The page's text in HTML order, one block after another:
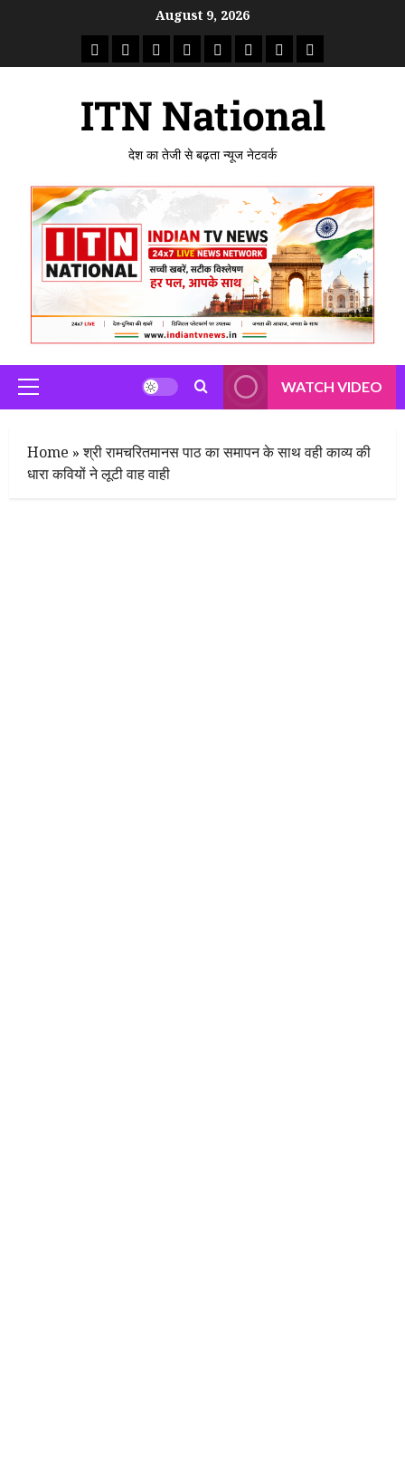
August 9, 2026
ITN National
देश का तेजी से बढ़ता न्यूज नेटवर्क
WATCH VIDEO
Home »श्री रामचरितमानस पाठ का समापन के साथ वही काव्य की
धारा कवियों ने लूटी वाह वाही